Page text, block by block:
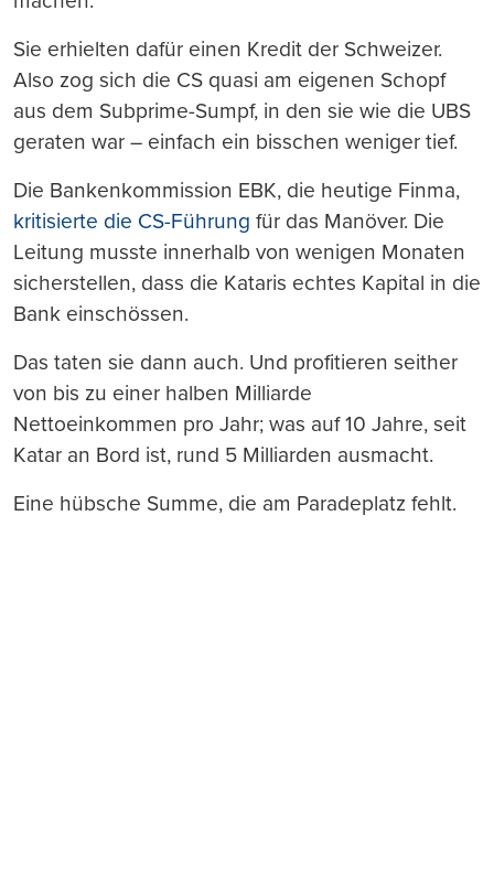
Sie erhielten dafür einen Kredit der Schweizer.
Also zog sich die CS quasi am eigenen Schopf
aus dem Subprime-Sumpf, in den sie wie die UBS
geraten war – einfach ein bisschen weniger tief.
Die Bankenkommission EBK, die heutige Finma,
kritisierte die CS-Führung für das Manöver. Die
Leitung musste innerhalb von wenigen Monaten
sicherstellen, dass die Kataris echtes Kapital in die
Bank einschössen.
Das taten sie dann auch. Und profitieren seither
von bis zu einer halben Milliarde
Nettoeinkommen pro Jahr; was auf 10 Jahre, seit
Katar an Bord ist, rund 5 Milliarden ausmacht.
Eine hübsche Summe, die am Paradeplatz fehlt.